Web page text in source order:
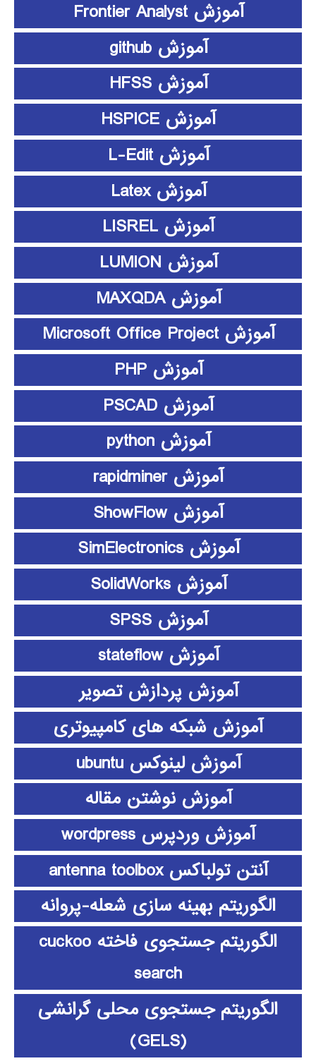
آموزش Frontier Analyst
آموزش github
آموزش HFSS
آموزش HSPICE
آموزش L-Edit
آموزش Latex
آموزش LISREL
آموزش LUMION
آموزش MAXQDA
آموزش Microsoft Office Project
آموزش PHP
آموزش PSCAD
آموزش python
آموزش rapidminer
آموزش ShowFlow
آموزش SimElectronics
آموزش SolidWorks
آموزش SPSS
آموزش stateflow
آموزش پردازش تصویر
آموزش شبکه های کامپیوتری
آموزش لینوکس ubuntu
آموزش نوشتن مقاله
آموزش وردپرس wordpress
آنتن تولباکس antenna toolbox
الگوریتم بهینه سازی شعله-پروانه
الگوریتم جستجوی فاخته cuckoo
search
الگوریتم جستجوی محلی گرانشی
(GELS)